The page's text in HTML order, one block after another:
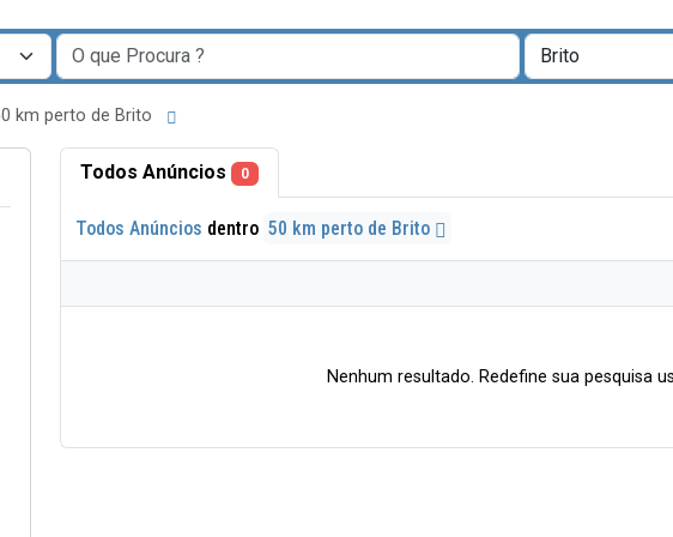
km perto de Brito
Todos Anúncios 0
Todos Anúncios dentro 50 km perto de Brito
Nenhum resultado. Redefine sua pesquisa